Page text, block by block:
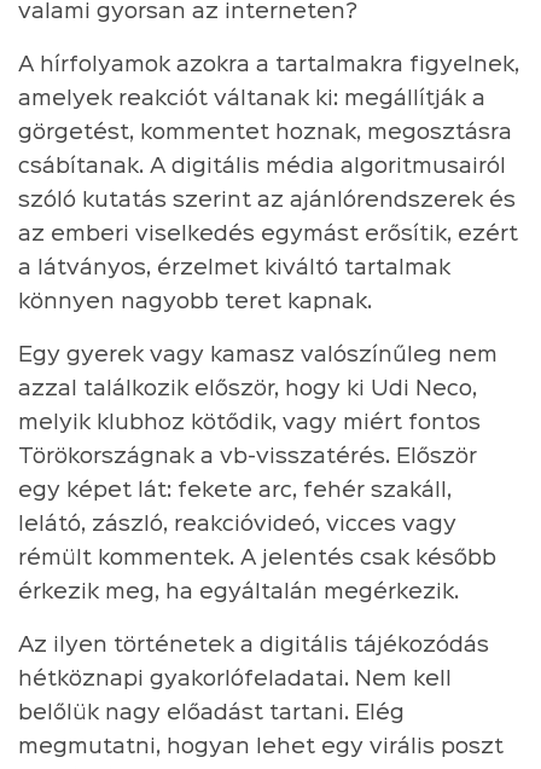
valami gyorsan az interneten?
A hírfolyamok azokra a tartalmakra figyelnek,
amelyek reakciót váltanak ki: megállítják a
görgetést, kommentet hoznak, megosztásra
csábítanak. A digitális média algoritmusairól
szóló kutatás szerint az ajánlórendszerek és
az emberi viselkedés egymást erősítik, ezért
a látványos, érzelmet kiváltó tartalmak
könnyen nagyobb teret kapnak.
Egy gyerek vagy kamasz valószínűleg nem
azzal találkozik először, hogy ki Udi Neco,
melyik klubhoz kötődik, vagy miért fontos
Törökországnak a vb-visszatérés. Először
egy képet lát: fekete arc, fehér szakáll,
lelátó, zászló, reakcióvideó, vicces vagy
rémült kommentek. A jelentés csak később
érkezik meg, ha egyáltalán megérkezik.
Az ilyen történetek a digitális tájékozódás
hétköznapi gyakorlófeladatai. Nem kell
belőlük nagy előadást tartani. Elég
megmutatni, hogyan lehet egy virális poszt